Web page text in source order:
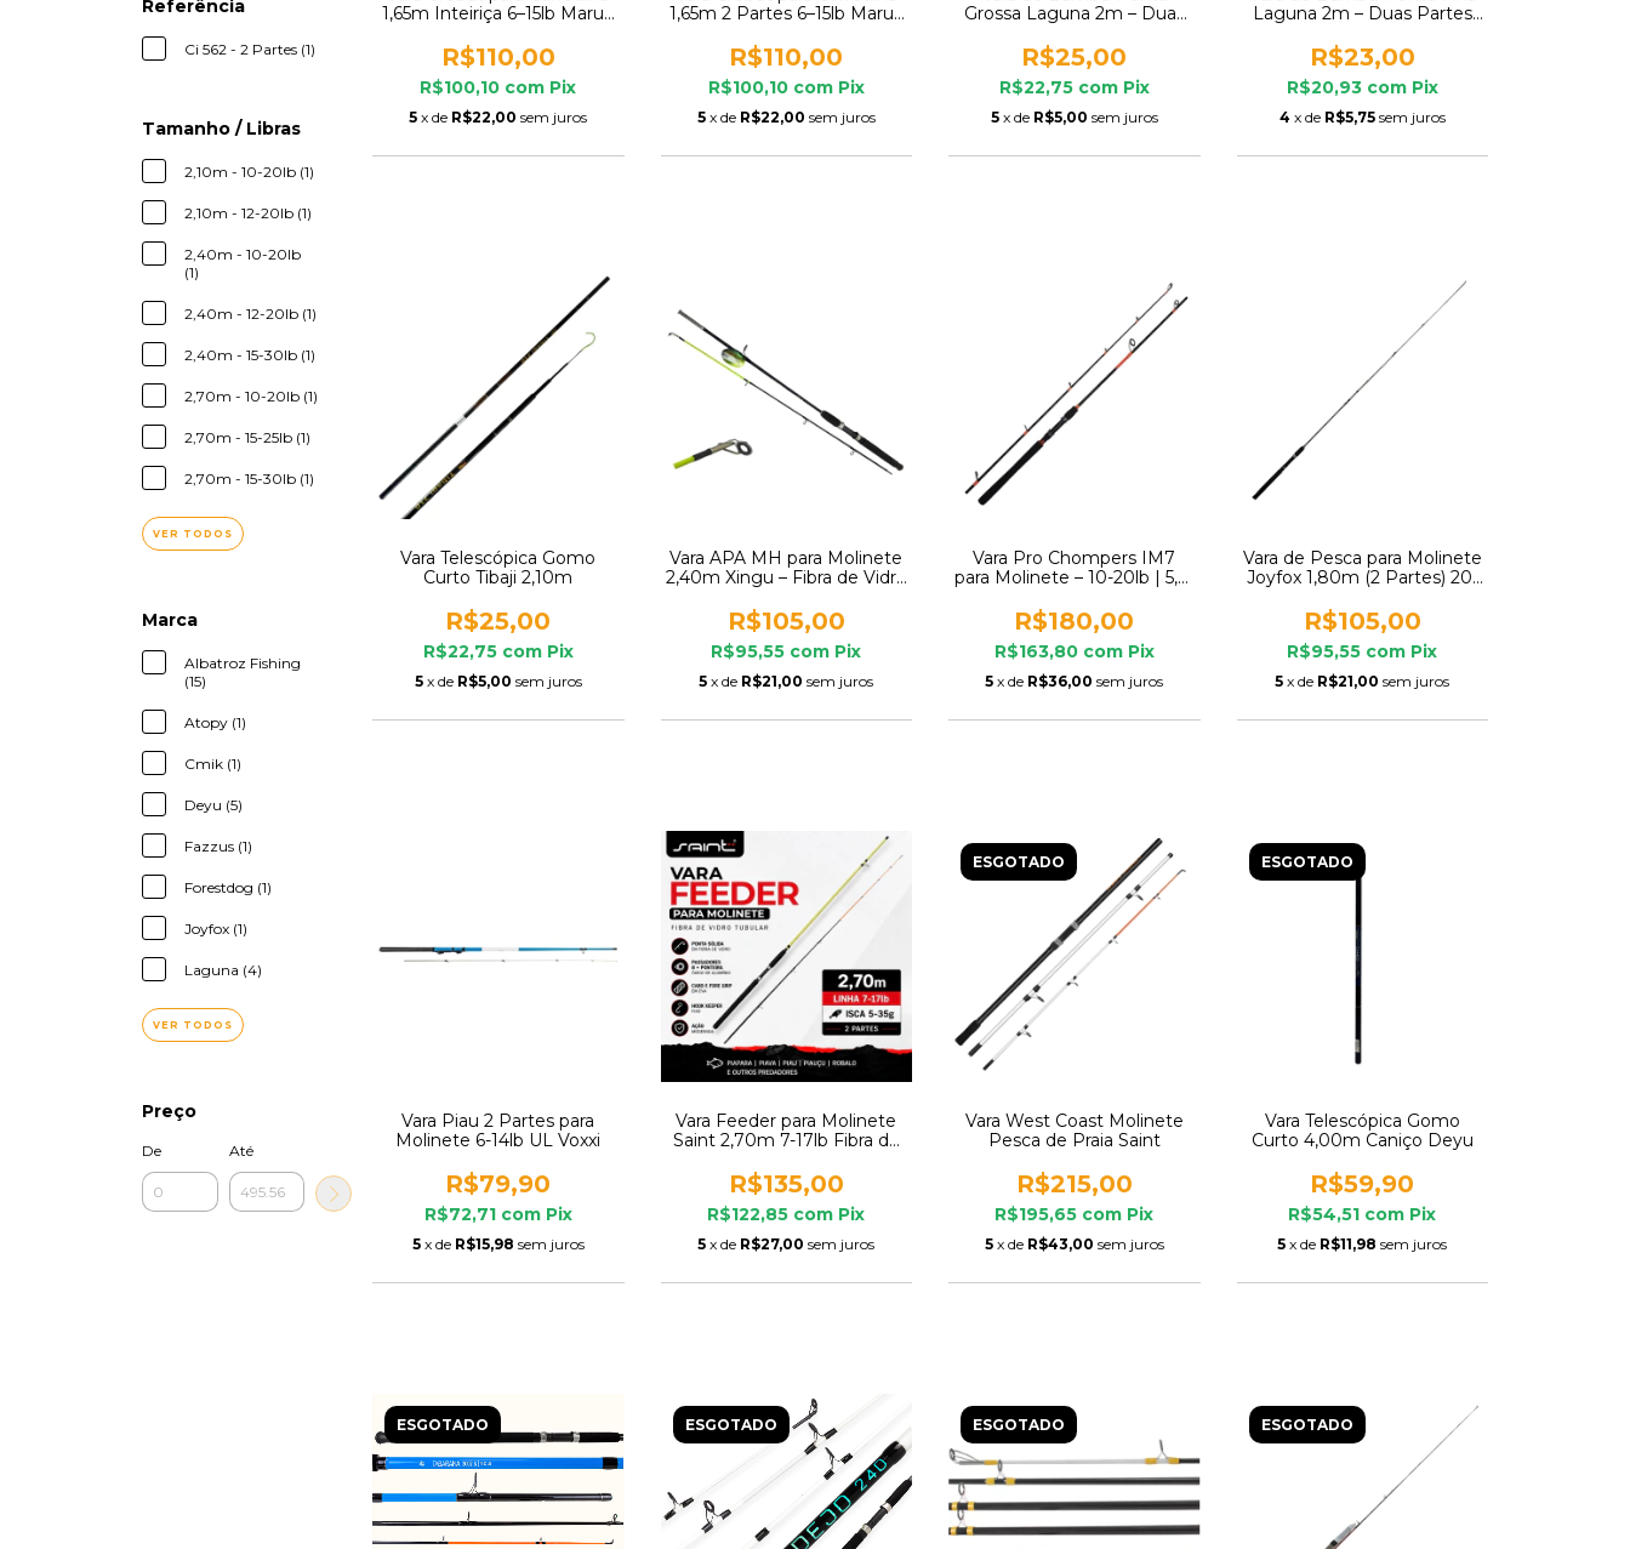
Referência
Ci 562 - 2 Partes (1)
Tamanho / Libras
2,10m - 10-20lb (1)
2,10m - 12-20lb (1)
2,40m - 10-20lb
(1)
2,40m - 12-20lb (1)
2,40m - 15-30lb (1)
2,70m - 10-20lb (1)
2,70m - 15-25lb (1)
2,70m - 15-30lb (1)
VER TODOS
Marca
Albatroz Fishing
(15)
Atopy (1)
Cmik (1)
Deyu (5)
Fazzus (1)
Forestdog (1)
Joyfox (1)
Laguna (4)
VER TODOS
Preço
De Até
1,65m Inteiriça 6–15lb Maruri
R$110,00
R$100,10 com Pix
5 x de R$22,00 sem juros
1,65m 2 Partes 6–15lb Maruri
R$110,00
R$100,10 com Pix
5 x de R$22,00 sem juros
Grossa Laguna 2m – Duas
R$25,00
R$22,75 com Pix
5 x de R$5,00 sem juros
Laguna 2m – Duas Partes
Lambari
R$23,00
R$20,93 com Pix
4 x de R$5,75 sem juros
Vara Telescópica Gomo
Curto Tibaji 2,10m
R$25,00
R$22,75 com Pix
5 x de R$5,00 sem juros
Vara APA MH para Molinete
2,40m Xingu – Fibra de Vidro
Tilápia
R$105,00
R$95,55 com Pix
5 x de R$21,00 sem juros
Vara Pro Chompers IM7
para Molinete – 10-20lb | 5,8’
Fishing
R$180,00
R$163,80 com Pix
5 x de R$36,00 sem juros
Vara de Pesca para Molinete
Joyfox 1,80m (2 Partes) 20-
R$105,00
R$95,55 com Pix
5 x de R$21,00 sem juros
Vara Piau 2 Partes para
Molinete 6-14lb UL Voxxi
R$79,90
R$72,71 com Pix
5 x de R$15,98 sem juros
Vara Feeder para Molinete
Saint 2,70m 7-17lb Fibra de
R$135,00
R$122,85 com Pix
5 x de R$27,00 sem juros
ESGOTADO
Vara West Coast Molinete
Pesca de Praia Saint
R$215,00
R$195,65 com Pix
5 x de R$43,00 sem juros
ESGOTADO
Vara Telescópica Gomo
Curto 4,00m Caniço Deyu
R$59,90
R$54,51 com Pix
5 x de R$11,98 sem juros
ESGOTADO ESGOTADO ESGOTADO ESGOTADO